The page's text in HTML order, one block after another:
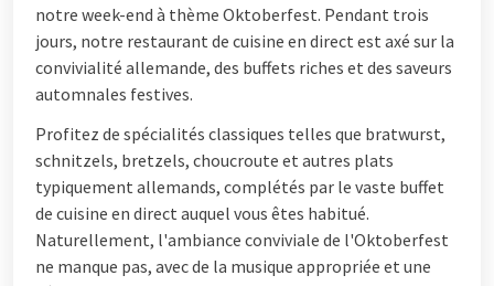
notre week-end à thème Oktoberfest. Pendant trois
jours, notre restaurant de cuisine en direct est axé sur la
convivialité allemande, des buffets riches et des saveurs
automnales festives.
Profitez de spécialités classiques telles que bratwurst,
schnitzels, bretzels, choucroute et autres plats
typiquement allemands, complétés par le vaste buffet
de cuisine en direct auquel vous êtes habitué.
Naturellement, l'ambiance conviviale de l'Oktoberfest
ne manque pas, avec de la musique appropriée et une